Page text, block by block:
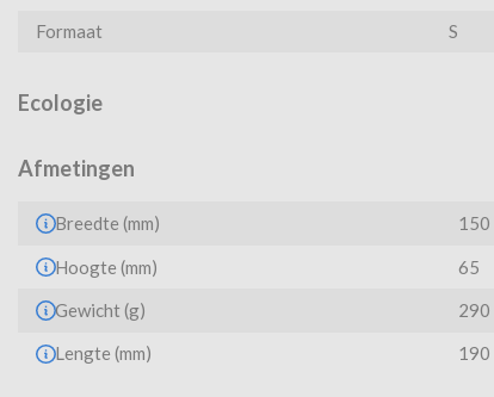
Formaat S
Ecologie
Afmetingen
Breedte (mm) 150
Hoogte (mm) 65
Gewicht (g) 290
Lengte (mm) 190